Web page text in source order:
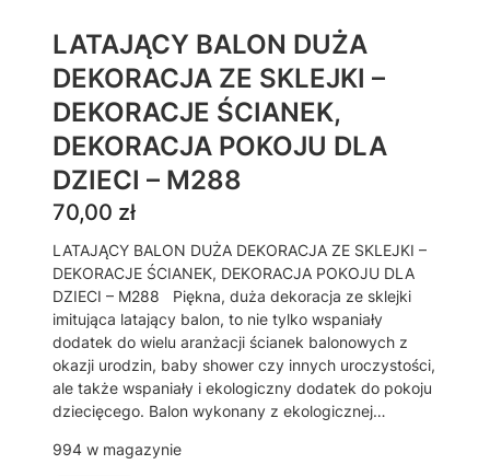
LATAJĄCY BALON DUŻA
DEKORACJA ZE SKLEJKI –
DEKORACJE ŚCIANEK,
DEKORACJA POKOJU DLA
DZIECI – M288
70,00 zł
LATAJĄCY BALON DUŻA DEKORACJA ZE SKLEJKI –
DEKORACJE ŚCIANEK, DEKORACJA POKOJU DLA
DZIECI – M288 Piękna, duża dekoracja ze sklejki
imitująca latający balon, to nie tylko wspaniały
dodatek do wielu aranżacji ścianek balonowych z
okazji urodzin, baby shower czy innych uroczystości,
ale także wspaniały i ekologiczny dodatek do pokoju
dziecięcego. Balon wykonany z ekologicznej…
994 w magazynie